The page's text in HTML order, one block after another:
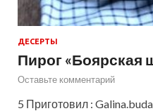
ДЕСЕРТЫ
Пирог «Боярская
Оставьте комментарий
5 Приготовил :